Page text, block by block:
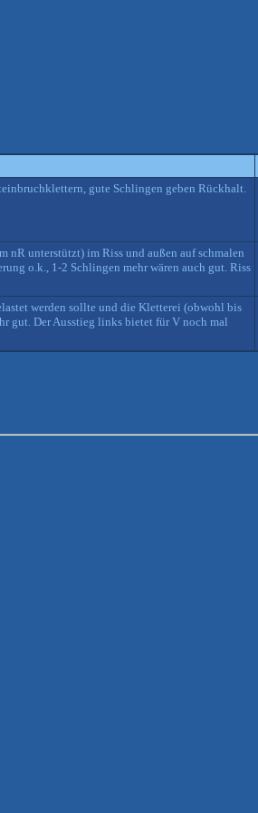
gute Schlingen geben Rückhalt.
nR unterstützt) im Riss und außen auf schmalen
o.k., 1-2 Schlingen mehr wären auch gut. Riss
werden sollte und die Kletterei (obwohl bis
gut. Der Ausstieg links bietet für V noch mal